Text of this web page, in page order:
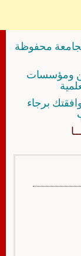
محفوظة
ومؤسسات
برجاء